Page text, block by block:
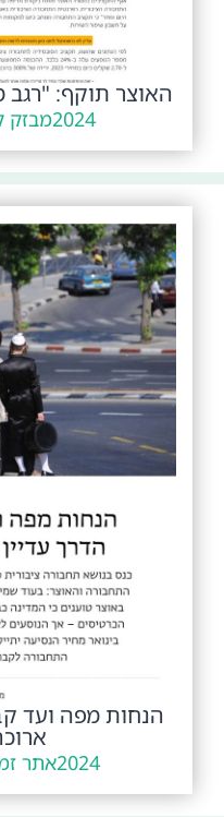
האוצר תוקף: "רגב
2024מבזק
הנחות מפה ועד
2024אתר